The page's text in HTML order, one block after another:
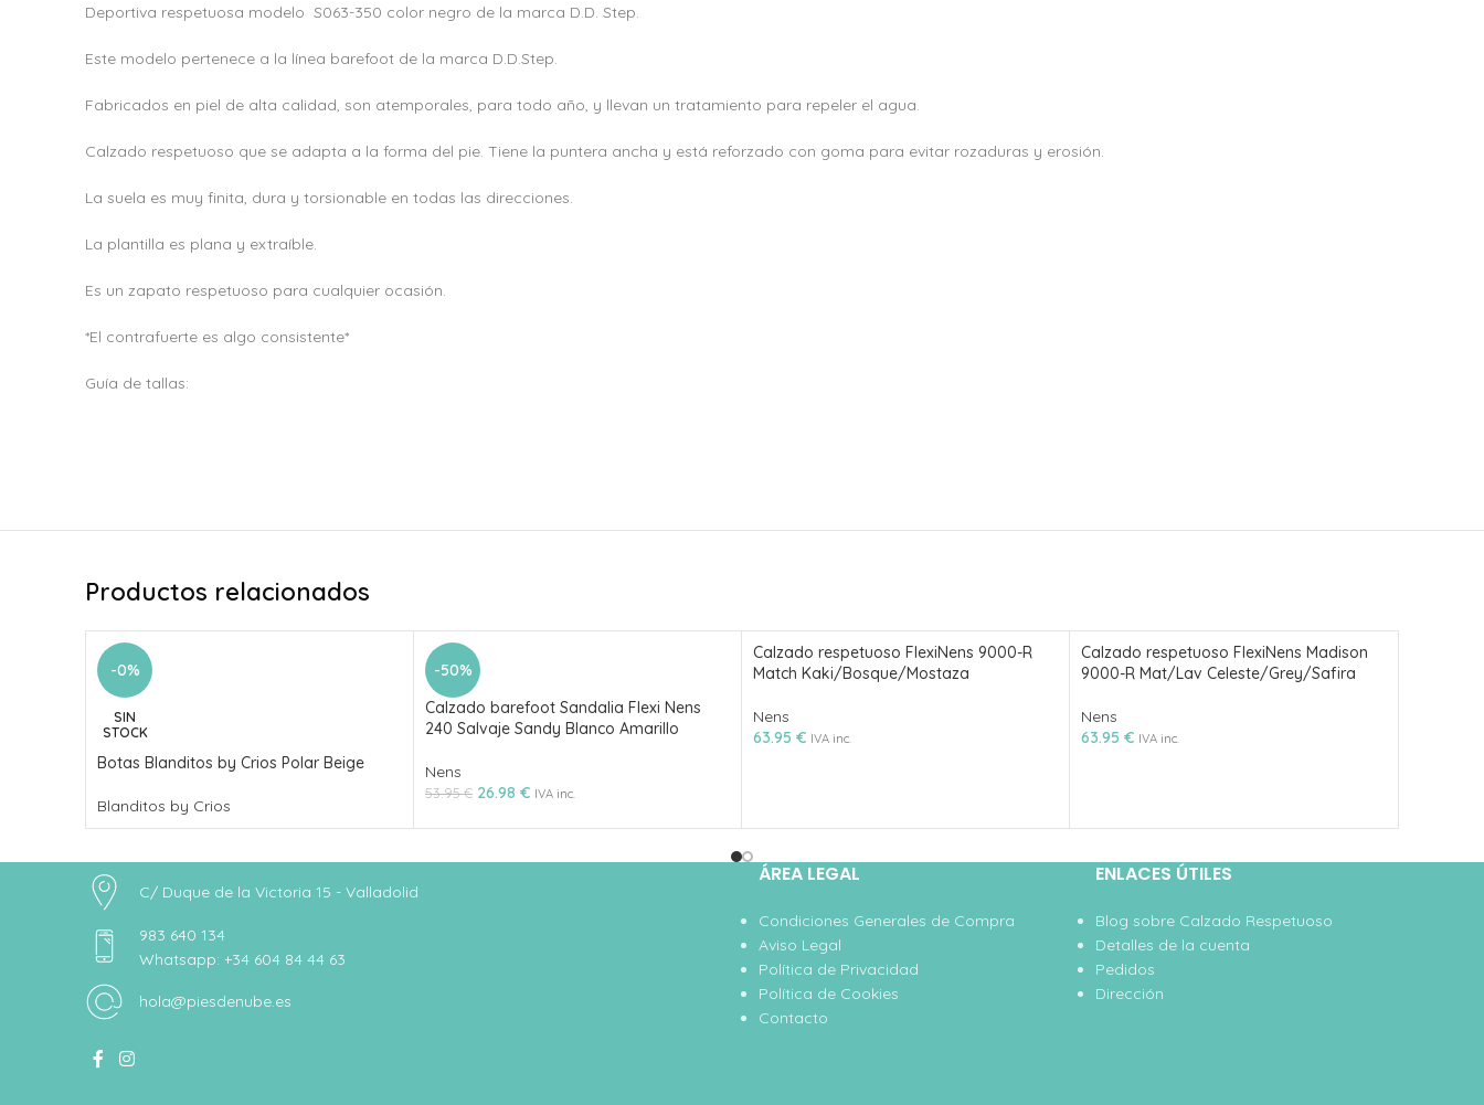
Deportiva respetuosa modelo S063-350 color negro de la marca D.D. Step.
Este modelo pertenece a la línea barefoot de la marca D.D.Step.
Fabricados en piel de alta calidad, son atemporales, para todo año, y llevan un tratamiento para repeler el agua.
Calzado respetuoso que se adapta a la forma del pie. Tiene la puntera ancha y está reforzado con goma para evitar rozaduras y erosión.
La suela es muy finita, dura y torsionable en todas las direcciones.
La plantilla es plana y extraíble.
Es un zapato respetuoso para cualquier ocasión.
*El contrafuerte es algo consistente*
Guía de tallas:
Productos relacionados
-0%
SIN
STOCK
Botas Blanditos by Crios Polar Beige
Blanditos by Crios
-50%
Calzado barefoot Sandalia Flexi Nens
240 Salvaje Sandy Blanco Amarillo
Nens
53.95€ 26.98 € IVA inc.
Calzado respetuoso FlexiNens 9000-R
Match Kaki/Bosque/Mostaza
Nens
63.95 € IVA inc.
Calzado respetuoso FlexiNens Madison
9000-R Mat/Lav Celeste/Grey/Safira
Nens
63.95 € IVA inc.
C/ Duque de la Victoria 15 - Valladolid
983 640 134
Whatsapp: +34 604 84 44 63
hola@piesdenube.es
ÁREA LEGAL
Condiciones Generales de Compra
Aviso Legal
Política de Privacidad
Política de Cookies
Contacto
ENLACES ÚTILES
Blog sobre Calzado Respetuoso
Detalles de la cuenta
Pedidos
Dirección